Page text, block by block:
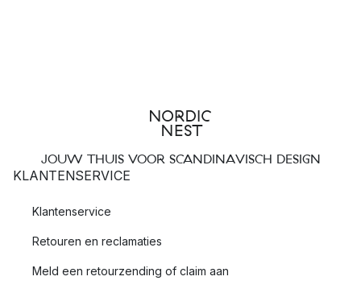
JOUW THUIS VOOR SCANDINAVISCH DESIGN
KLANTENSERVICE
Klantenservice
Retouren en reclamaties
Meld een retourzending of claim aan